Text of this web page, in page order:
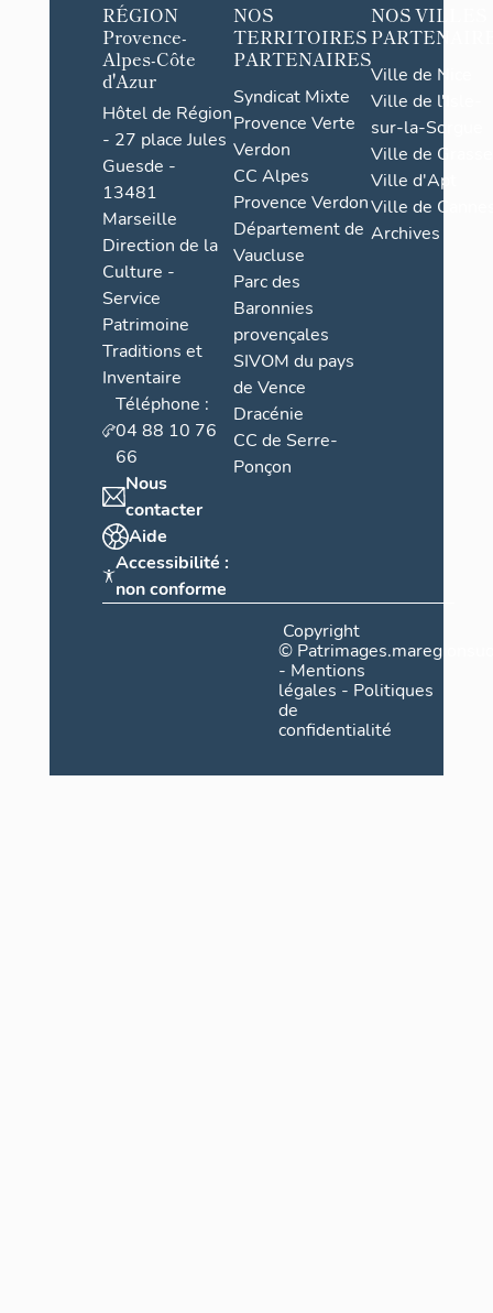
RÉGION
Provence-
Alpes-Côte
d'Azur
Hôtel de Région
- 27 place Jules
Guesde -
13481
Marseille
Direction de la
Culture -
Service
Patrimoine
Traditions et
Inventaire
Téléphone :
04 88 10 76
66
Nous
contacter
Aide
Accessibilité :
non conforme
NOS
TERRITOIRES
PARTENAIRES
Syndicat Mixte
Provence Verte
Verdon
CC Alpes
Provence Verdon
Département de
Vaucluse
Parc des
Baronnies
provençales
SIVOM du pays
de Vence
Dracénie
CC de Serre-
Ponçon
NOS VILLES
Ville de Nice
Ville de l'Isle-
sur-la-Sorgue
Ville de Grasse
Ville d'Apt
Ville de
Archives
Copyright
©
- Mentions
légales - Politiques
de
confidentialité